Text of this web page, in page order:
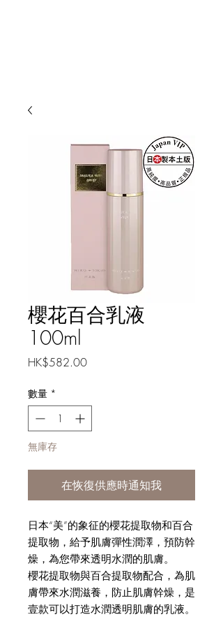
櫻花百合乳液
100ml
HK$582.00價
數量 *
無庫存
在恢復供應時通知我
日本“美”的象征的櫻花提取物和百合
提取物，給予肌膚彈性潤澤，預防幹
燥，為您帶來透明水潤的肌膚。
櫻花提取物與百合提取物配合，為肌
膚帶來水潤滋養，防止肌膚幹燥，是
壹款可以打造水潤透明肌膚的乳液。